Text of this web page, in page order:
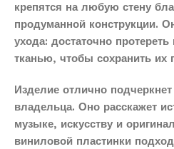
крепятся на любую стену
продуманной конструкции.
ухода: достаточно
тканью, чтобы сохранить их
Изделие отлично
владельца. Оно расскажет
музыке, искусству и
виниловой пластинки